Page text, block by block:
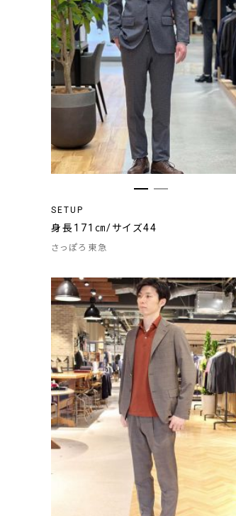
SETUP
身長171㎝/サイズ44
さっぽろ東急